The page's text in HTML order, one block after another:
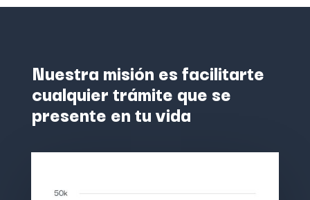
Nuestra misión es facilitarte
cualquier trámite que se
presente en tu vida